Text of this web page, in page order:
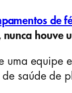
de
houve
uma equipe
saúde de